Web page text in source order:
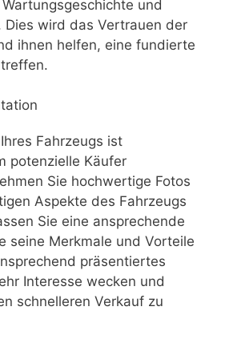
und
Dies wird das Vertrauen der
ihnen helfen, eine fundierte
Fahrzeugs ist
potenzielle Käufer
Sie hochwertige Fotos
Aspekte des Fahrzeugs
Sie eine ansprechende
seine Merkmale und Vorteile
präsentiertes
Interesse wecken und
schnelleren Verkauf zu